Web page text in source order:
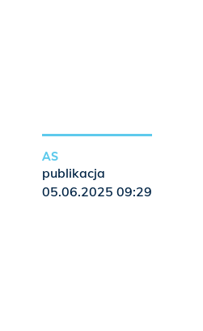
AS
publikacja
05.06.2025 09:29